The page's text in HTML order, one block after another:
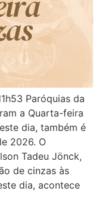
Paróquias da
a Quarta-feira
dia, também é
2026. O
Tadeu Jönck,
de cinzas às
dia, acontece